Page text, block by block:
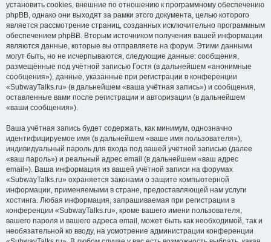
установить cookies, внешние по отношению к программному обеспечению
phpBB, однако они выходят за рамки этого документа, целью которого
является рассмотрение страниц, созданных исключительно программным
обеспечением phpBB. Вторым источником получения вашей информации
являются данные, которые вы отправляете на форум. Этими данными
могут быть, но не исчерпываются, следующие данные: сообщения,
размещённые под учётной записью Гостя (в дальнейшем «анонимные
сообщения»), данные, указанные при регистрации в конференции
«SubwayTalks.ru» (в дальнейшем «ваша учётная запись») и сообщения,
оставленные вами после регистрации и авторизации (в дальнейшем
«ваши сообщения»).
Ваша учётная запись будет содержать, как минимум, однозначно
идентифицируемое имя (в дальнейшем «ваше имя пользователя»),
индивидуальный пароль для входа под вашей учётной записью (далее
«ваш пароль») и реальный адрес email (в дальнейшем «ваш адрес
email»). Ваша информация из вашей учётной записи на форумах
«SubwayTalks.ru» охраняется законами о защите компьютерной
информации, применяемыми в стране, предоставляющей нам услуги
хостинга. Любая информация, запрашиваемая при регистрации в
конференции «SubwayTalks.ru», кроме вашего имени пользователя,
вашего пароля и вашего адреса email, может быть как необходимой, так и
необязательной ко вводу, на усмотрение администрации конференции